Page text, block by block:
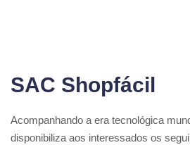
SAC Shopfácil
Acompanhando a era tecnológica
disponibiliza aos interessados os